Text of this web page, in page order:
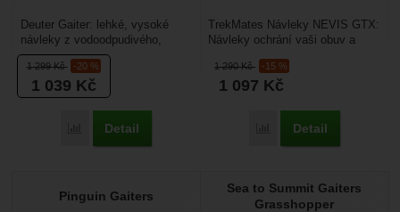
1 299Kč -20 %
1 039 Kč
Porovnat
Detail
Deuter Gaiter: lehké, vysoké
návleky z vodoodpudivého,
rychleschnoucího a odolného
materiálu, které zabraňují...
1 290Kč -15 %
1 097 Kč
Porovnat
Detail
TrekMates Návleky NEVIS GTX:
Návleky ochrání vaši obuv a
Odolají dešti,...
Pinguin Gaiters
Sea to Summit Gaiters
Grasshopper